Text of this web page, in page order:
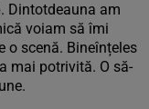
Dintotdeauna am
voiam să îmi
o scenă. Bineînțeles
mai potrivită. O să-